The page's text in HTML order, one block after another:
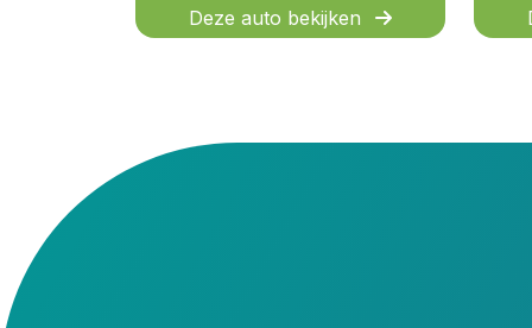
Deze auto bekijken